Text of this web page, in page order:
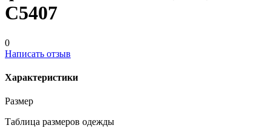
С5407
0
Написать отзыв
Характеристики
Размер
Таблица размеров одежды